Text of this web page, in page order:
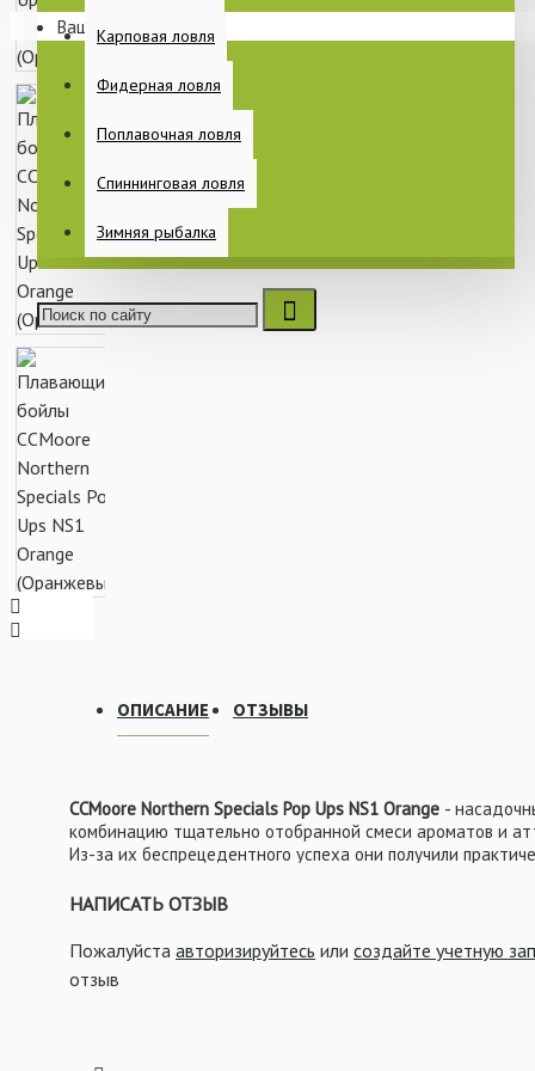
Раскладушки
ПИТАНИЕ
КАТУШКИ
БЫТ НА РЫБАЛКЕ
ВСЁ ДЛЯ ОСНАСТОК
Карповая ловля
Фидерная ловля
Поплавочная ловля
Спиннинговая ловля
Зимняя рыбалка
Ваша корзина пуста!
ОПИСАНИЕ ОТЗЫВЫ
CCMoore Northern Specials Pop Ups NS1 Orange -
комбинацию тщательно отобранной смеси ароматов и
Из-за их беспрецедентного успеха они получили
аттрактантов, снабженные высоким уровнем ярких
тестировании эта комбинация доказала мгновенный
рыбу кормиться даже при самых неблагоприятных
НАПИСАТЬ ОТЗЫВ
Пожалуйста авторизируйтесь или создайте учетную
отзыв